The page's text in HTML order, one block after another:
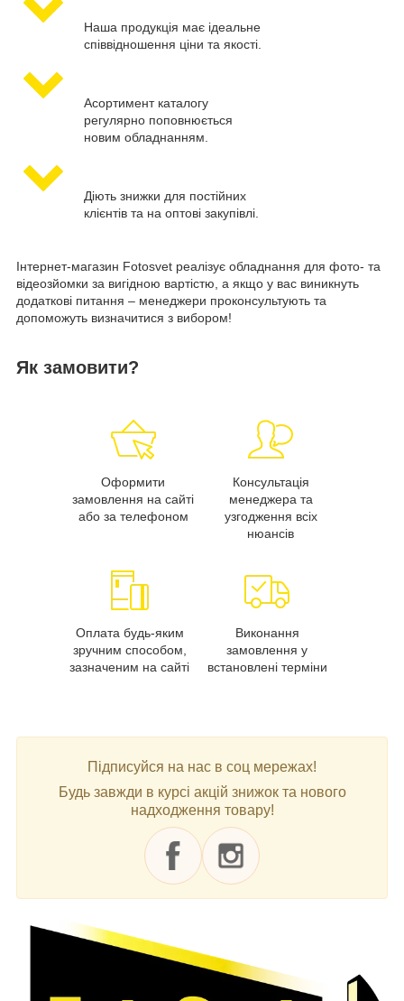
Наша продукція має ідеальне
співвідношення ціни та якості.
Асортимент каталогу
регулярно поповнюється
новим обладнанням.
Діють знижки для постійних
клієнтів та на оптові закупівлі.
Інтернет-магазин Fotosvet реалізує обладнання для фото- та
відеозйомки за вигідною вартістю, а якщо у вас виникнуть
додаткові питання – менеджери проконсультують та
допоможуть визначитися з вибором!
Як замовити?
Оформити
замовлення на сайті
або за телефоном
Консультація
менеджера та
узгодження всіх
нюансів
Оплата будь-яким
зручним способом,
зазначеним на сайті
Виконання
замовлення у
встановлені терміни
Підписуйся на нас в соц мережах!
Будь завжди в курсі акцій знижок та нового
надходження товару!